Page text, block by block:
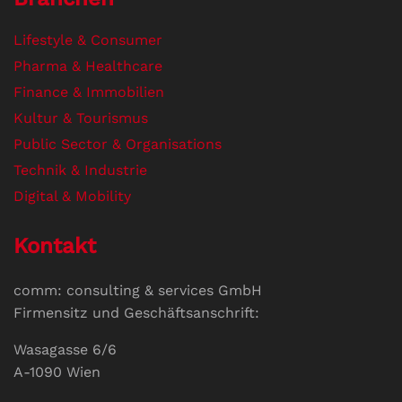
Lifestyle & Consumer
Pharma & Healthcare
Finance & Immobilien
Kultur & Tourismus
Public Sector & Organisations
Technik & Industrie
Digital & Mobility
Kontakt
comm: consulting & services GmbH
Firmensitz und Geschäftsanschrift:
Wasagasse 6/6
A-1090 Wien